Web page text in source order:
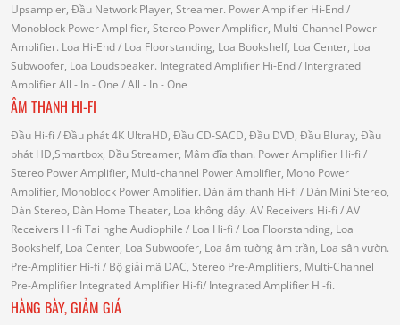
Upsampler, Đầu Network Player, Streamer. Power Amplifier Hi-End/
Monoblock Power Amplifier, Stereo Power Amplifier, Multi-Channel Power
Amplifier. Loa Hi-End/ Loa Floorstanding, Loa Bookshelf, Loa Center, Loa
Subwoofer, Loa Loudspeaker. Integrated Amplifier Hi-End/ Intergrated
AmplifierAll - In - One / All - In - One
ÂM THANH HI-FI
Đầu Hi-fi / Đầu phát 4K UltraHD, Đầu CD-SACD, Đầu DVD, Đầu Bluray, Đầu
phát HD,Smartbox, Đầu Streamer, Mâm đĩa than. Power Amplifier Hi-fi /
Stereo Power Amplifier, Multi-channel Power Amplifier, Mono Power
Amplifier, Monoblock Power Amplifier. Dàn âm thanh Hi-fi / Dàn Mini Stereo,
Dàn Stereo, Dàn Home Theater, Loa không dây. AV Receivers Hi-fi / AV
Receivers Hi-fi Tai nghe Audiophile / Loa Hi-fi / Loa Floorstanding, Loa
Bookshelf, Loa Center, Loa Subwoofer, Loa âm tường âm trần, Loa sân vườn.
Pre-Amplifier Hi-fi / Bộ giải mã DAC, Stereo Pre-Amplifiers, Multi-Channel
Pre-Amplifier Integrated Amplifier Hi-fi/ Integrated Amplifier Hi-fi.
HÀNG BÀY, GIẢM GIÁ